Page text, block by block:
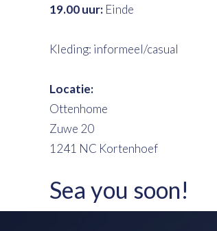
19.00 uur: Einde
Kleding: informeel/casual
Locatie:
Ottenhome
Zuwe 20
1241 NC Kortenhoef
Sea you soon!